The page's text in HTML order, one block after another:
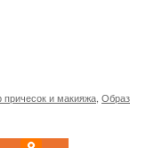
причесок и макияжа Образ